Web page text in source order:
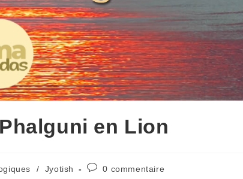
en Lion
/ Jyotish 0 commentaire